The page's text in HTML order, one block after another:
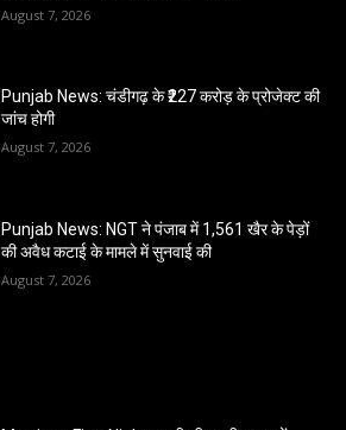
August 7, 2026
Punjab News: चंडीगढ़ के ₹227 करोड़ के प्रोजेक्ट की
जांच होगी
August 7, 2026
Punjab News: NGT ने पंजाब में 1,561 खैर के पेड़ों
की अवैध कटाई के मामले में सुनवाई की
August 7, 2026